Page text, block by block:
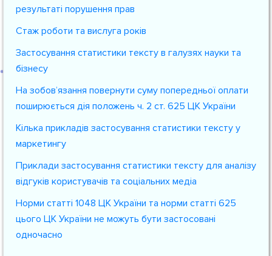
результаті порушення прав
Стаж роботи та вислуга років
Застосування статистики тексту в галузях науки та
бізнесу
На зобов’язання повернути суму попередньої оплати
поширюється дія положень ч. 2 ст. 625 ЦК України
Кілька прикладів застосування статистики тексту у
маркетингу
Приклади застосування статистики тексту для аналізу
відгуків користувачів та соціальних медіа
Норми статті 1048 ЦК України та норми статті 625
цього ЦК України не можуть бути застосовані
одночасно